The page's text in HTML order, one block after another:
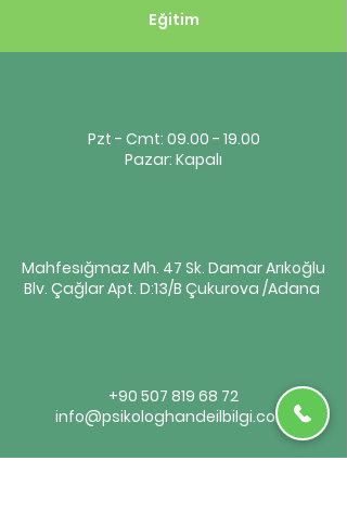
Eğitim
Pzt - Cmt: 09.00 - 19.00
Pazar: Kapalı
Mahfesığmaz Mh. 47 Sk. Damar Arıkoğlu
Blv. Çağlar Apt. D:13/B Çukurova /Adana
+90 507 819 68 72
info@psikologhandeilbilgi.com